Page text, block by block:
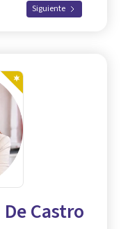
Siguiente
Castro